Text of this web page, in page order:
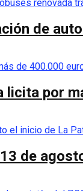
de
licita por
de